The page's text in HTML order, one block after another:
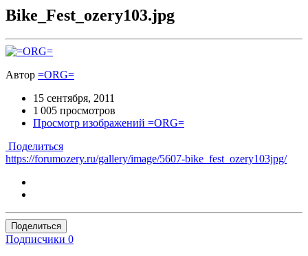
Bike_Fest_ozery103.jpg
Автор =ORG=
15 сентября, 2011
1 005 просмотров
Просмотр изображений =ORG=
Поделиться
https://forumozery.ru/gallery/image/5607-bike_fest_ozery103jpg/
Поделиться
Подписчики 0